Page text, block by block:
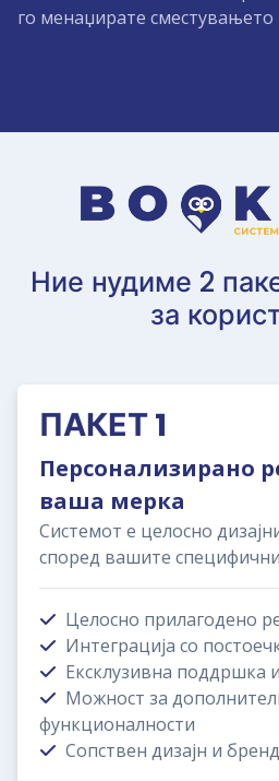
го менаџирате
Ние нудиме 2
за
ПАКЕТ 1
Персонализирано
ваша мерка
Системот е целосно
според вашите
Целосно прилагодено
Интеграција со
Ексклузивна поддршка
Можност за
функционалности
Сопствен дизајн и бренд